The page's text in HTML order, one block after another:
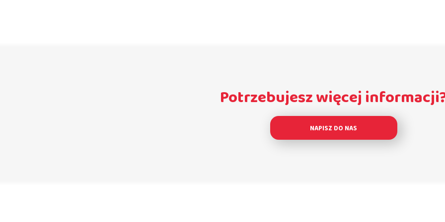
Potrzebujesz więcej
NAPISZ DO NAS